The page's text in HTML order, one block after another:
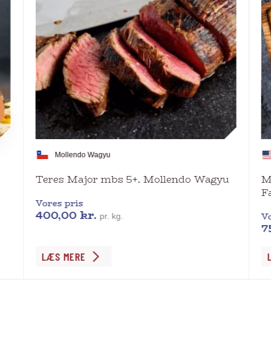
Mollendo Wagyu
Teres Major mbs 5+. Mollendo Wagyu
Vores pris
400,00kr. pr. kg.
Dette
LÆS MERE